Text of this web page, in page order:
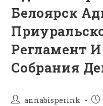
Белоярск
Регламент
Собрания
annabisperink